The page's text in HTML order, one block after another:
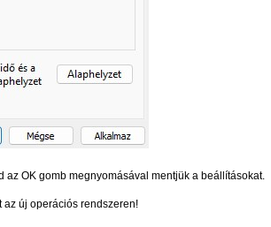
az OK gomb megnyomásával mentjük a beállításokat.
az új operációs rendszeren!